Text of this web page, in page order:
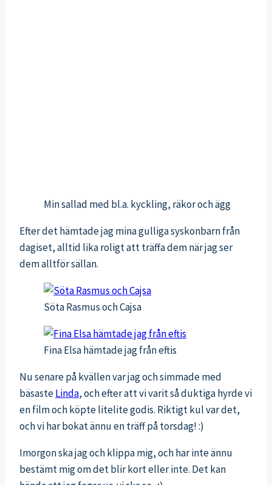
Min sallad med bl.a. kyckling, räkor och ägg
Efter det hämtade jag mina gulliga syskonbarn från
dagiset, alltid lika roligt att träffa dem när jag ser
dem alltför sällan.
Söta Rasmus och Cajsa
Fina Elsa hämtade jag från eftis
Nu senare på kvällen var jag och simmade med
bäsasteLinda, och efter att vi varit så duktiga hyrde vi
en film och köpte litelite godis. Riktigt kul var det,
och vi har bokat ännu en träff på torsdag! :)
Imorgon ska jag och klippa mig, och har inte ännu
bestämt mig om det blir kort eller inte. Det kan